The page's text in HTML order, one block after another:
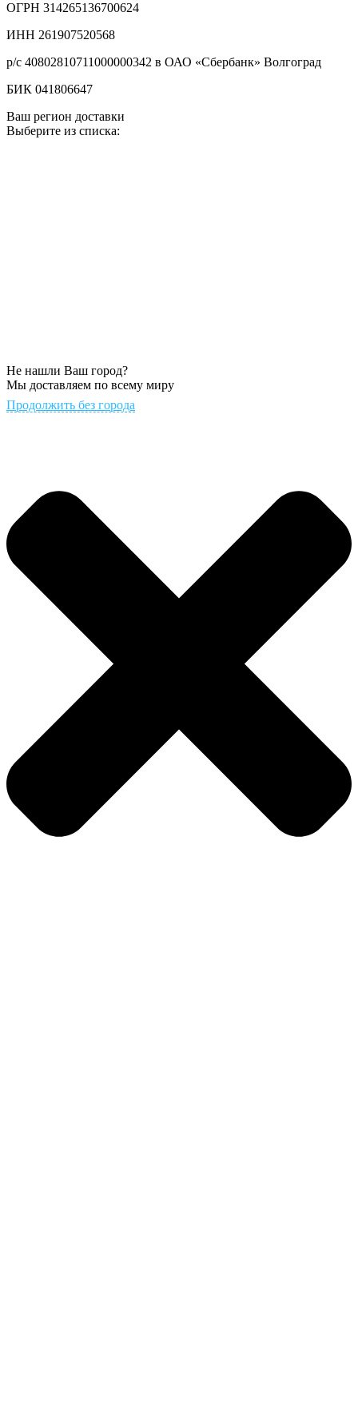
ОГРН 314265136700624
ИНН 261907520568
р/с 40802810711000000342 в ОАО «Сбербанк» Волгоград
БИК 041806647
Ваш регион доставки
Выберите из списка:
Не нашли Ваш город?
Мы доставляем по всему миру
Продолжить без города